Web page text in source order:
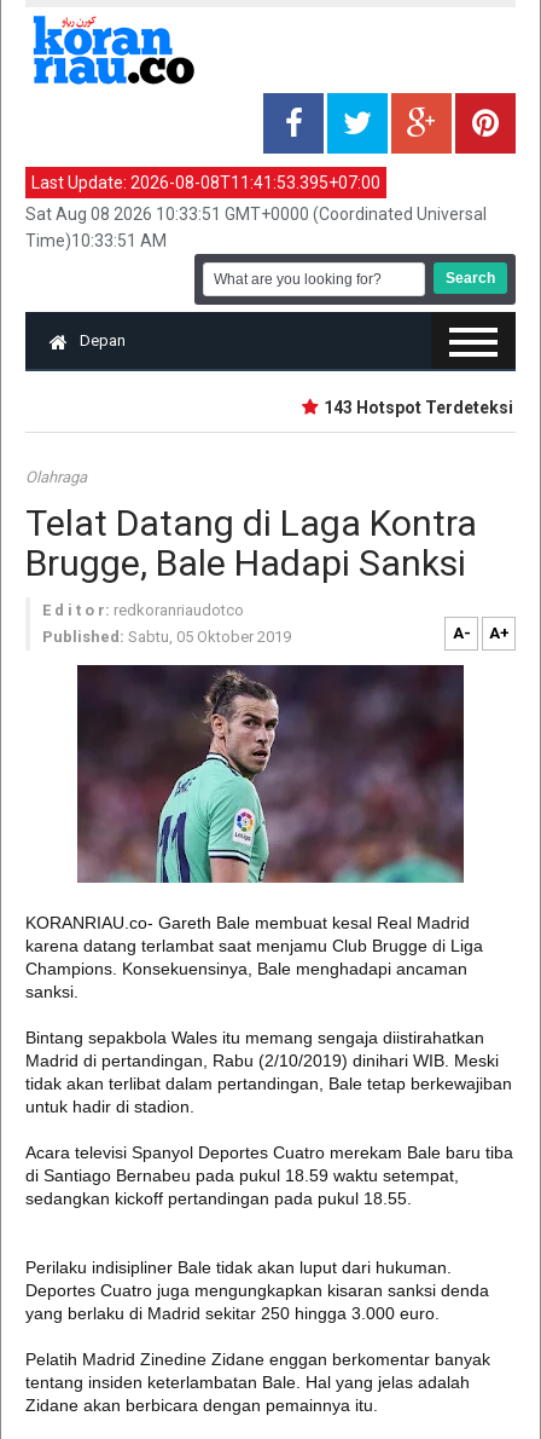
Last Update: 2026-08-08T11:41:53.395+07:00
Sat Aug 08 2026 10:33:51 GMT+0000 (Coordinated Universal
Time)10:33:51 AM
Depan
143 Hotspot Terdeteksi di
Olahraga
Telat Datang di Laga Kontra
Brugge, Bale Hadapi Sanksi
E d i t o r: redkoranriaudotco
Published: Sabtu, 05 Oktober 2019 A- A+
KORANRIAU.co- Gareth Bale membuat kesal Real Madrid
karena datang terlambat saat menjamu Club Brugge di Liga
Champions. Konsekuensinya, Bale menghadapi ancaman
sanksi.
Bintang sepakbola Wales itu memang sengaja diistirahatkan
Madrid di pertandingan, Rabu (2/10/2019) dinihari WIB. Meski
tidak akan terlibat dalam pertandingan, Bale tetap berkewajiban
untuk hadir di stadion.
Acara televisi Spanyol Deportes Cuatro merekam Bale baru tiba
di Santiago Bernabeu pada pukul 18.59 waktu setempat,
sedangkan kickoff pertandingan pada pukul 18.55.
Perilaku indisipliner Bale tidak akan luput dari hukuman.
Deportes Cuatro juga mengungkapkan kisaran sanksi denda
yang berlaku di Madrid sekitar 250 hingga 3.000 euro.
Pelatih Madrid Zinedine Zidane enggan berkomentar banyak
tentang insiden keterlambatan Bale. Hal yang jelas adalah
Zidane akan berbicara dengan pemainnya itu.